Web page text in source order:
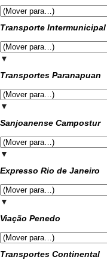
Transporte Intermunicipal
▼
Transportes Paranapuan
▼
Sanjoanense Campostur
▼
Expresso Rio de Janeiro
▼
Viação Penedo
Transportes Continental